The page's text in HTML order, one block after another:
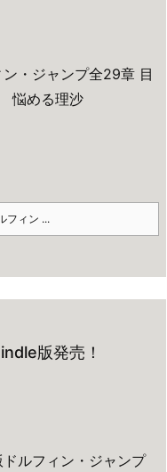
・ジャンプ全29章 目
める理沙
フィン ...
版発売！
ルフィン・ジャンプ